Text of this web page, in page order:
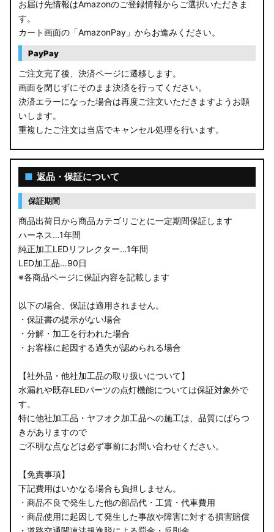
お届け先情報はAmazonのご登録情報からご選択いただきま
す。
カート画面の「AmazonPay」からお進みください。
PayPay
ご注文完了後、決済ページに遷移します。
画面を閉じずにそのまま決済を行ってください。
決済エラーになった場合は再度ご注文いただきますようお願
いします。
重複したご注文は当店でキャンセル処理を行います。
■ 返品・保証について
保証期間
商品出荷日から商品カテゴリごとに一定期間保証します
ハーネス…1年間
純正加工LEDリフレクター…1年間
LED加工品…90日
※各商品ページに保証内容を記載します
以下の場合、保証は適用されません。
・保証書の提示がない場合
・分解・加工を行われた場合
・お客様に起因する過失が認められる場合
【社外品・他社加工品の取り扱いについて】
水漏れや既存LEDパーツの点灯機能については保証対象外で
す。
特に他社加工品・ヤフオク加工品への施工は、品質にばらつ
きがありますので
ご不明な点などは必ず事前にお問い合わせください。
【免責事項】
下記費用はいかなる場合も負担しません。
・商品不良で発生した他の部品代・工賃・代車費用
・商品使用に起因して発生した事故や障害に対する損害賠償